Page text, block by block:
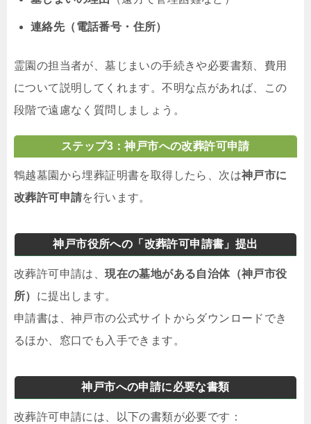
連絡先（電話番号・住所）
霊園の担当者が、墓じまいの手続きや必要書類、費用
について説明してくれます。不明な点があれば、この
段階で遠慮なく質問しましょう。
ステップ3：神戸市への改葬許可申請
鵯越墓園から埋葬証明書を取得したら、次は神戸市に
改葬許可申請を行います。
神戸市役所への「改葬許可申請書」提出
改葬許可申請は、現在の墓地がある自治体（神戸市役
所） に提出します。
申請書は、神戸市の公式サイトからダウンロードでき
るほか、窓口でも入手できます。
神戸市への申請に必要な書類
改葬許可申請には、以下の書類が必要です：